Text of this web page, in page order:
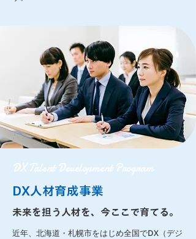
DX Talent Development Program
DX人材育成事業
未来を担う人材を、今ここで育てる。
近年、北海道・札幌市をはじめ全国でDX（デジ